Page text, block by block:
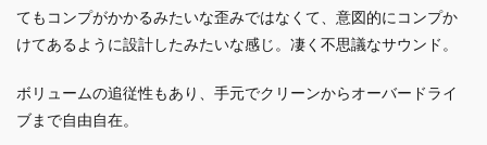
てもコンプがかかるみたいな歪みではなくて、意図的にコンプか
けてあるように設計したみたいな感じ。凄く不思議なサウンド。
ボリュームの追従性もあり、手元でクリーンからオーバードライ
ブまで自由自在。